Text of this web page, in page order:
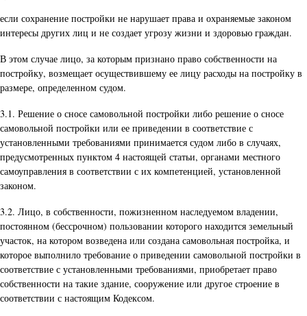
если сохранение постройки не нарушает права и охраняемые законом
интересы других лиц и не создает угрозу жизни и здоровью граждан.
В этом случае лицо, за которым признано право собственности на
постройку, возмещает осуществившему ее лицу расходы на постройку в
размере, определенном судом.
3.1. Решение о сносе самовольной постройки либо решение о сносе
самовольной постройки или ее приведении в соответствие с
установленными требованиями принимается судом либо в случаях,
предусмотренных пунктом 4 настоящей статьи, органами местного
самоуправления в соответствии с их компетенцией, установленной
законом.
3.2. Лицо, в собственности, пожизненном наследуемом владении,
постоянном (бессрочном) пользовании которого находится земельный
участок, на котором возведена или создана самовольная постройка, и
которое выполнило требование о приведении самовольной постройки в
соответствие с установленными требованиями, приобретает право
собственности на такие здание, сооружение или другое строение в
соответствии с настоящим Кодексом.